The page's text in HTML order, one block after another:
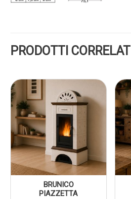
PRODOTTI CORRELATI
BRUNICO
PIAZZETTA